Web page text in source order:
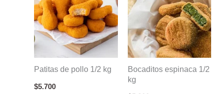
cantidad
Patitas de pollo 1/2 kg
$5.700
Bocaditos espinaca 1/2
kg